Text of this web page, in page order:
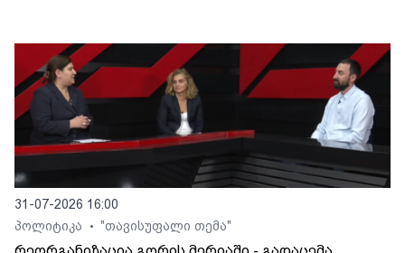
31-07-2026 16:00
პოლიტიკა
• "თავისუფალი თემა"